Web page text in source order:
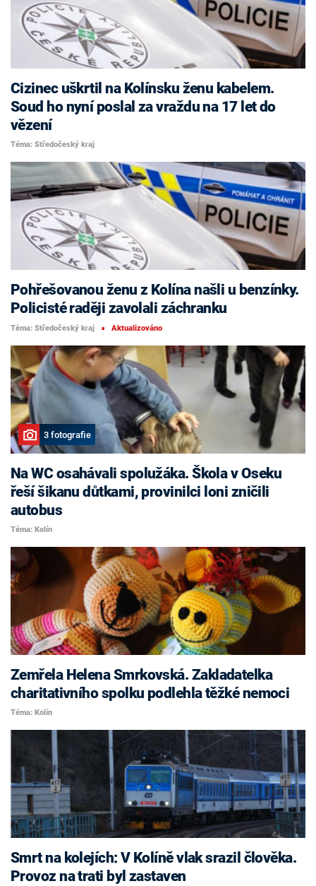
Cizinec uškrtil na Kolínsku ženu kabelem.
Soud ho nyní poslal za vraždu na 17 let do
vězení
Téma: Středočeský kraj
Pohřešovanou ženu z Kolína našli u benzínky.
Policisté raději zavolali záchranku
Téma: Středočeský kraj ■ Aktualizováno
3 fotografie
Na WC osahávali spolužáka. Škola v Oseku
řeší šikanu důtkami, provinilci loni zničili
autobus
Téma: Kolín
Zemřela Helena Smrkovská. Zakladatelka
charitativního spolku podlehla těžké nemoci
Téma: Kolín
Smrt na kolejích: V Kolíně vlak srazil člověka.
Provoz na trati byl zastaven